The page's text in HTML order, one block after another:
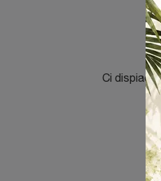
Ci dispiace